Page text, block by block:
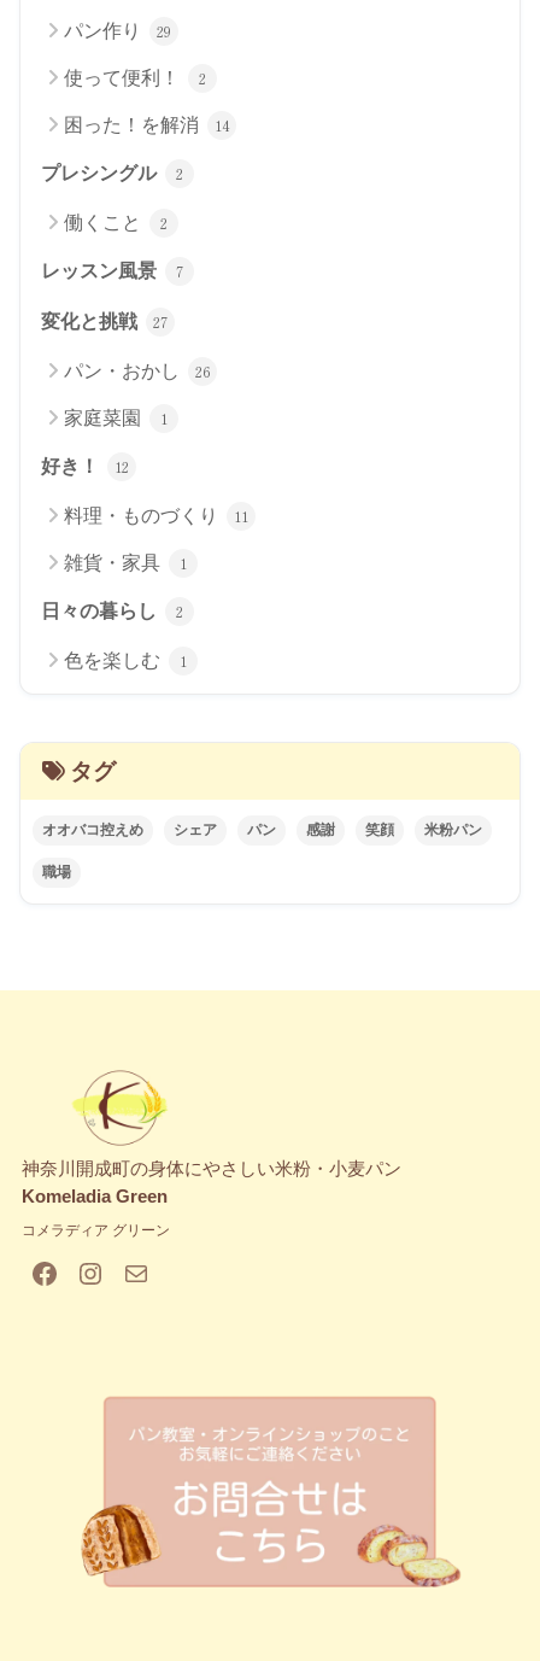
パン作り 29
使って便利！ 2
困った！を解消 14
プレシングル 2
働くこと 2
レッスン風景 7
変化と挑戦 27
パン・おかし 26
家庭菜園 1
好き！ 12
料理・ものづくり 11
雑貨・家具 1
日々の暮らし 2
色を楽しむ 1
タグ
オオバコ控えめ シェア パン 感謝 笑顔 米粉パン
職場
神奈川開成町の身体にやさしい米粉・小麦パン
Komeladia Green
コメラディア グリーン